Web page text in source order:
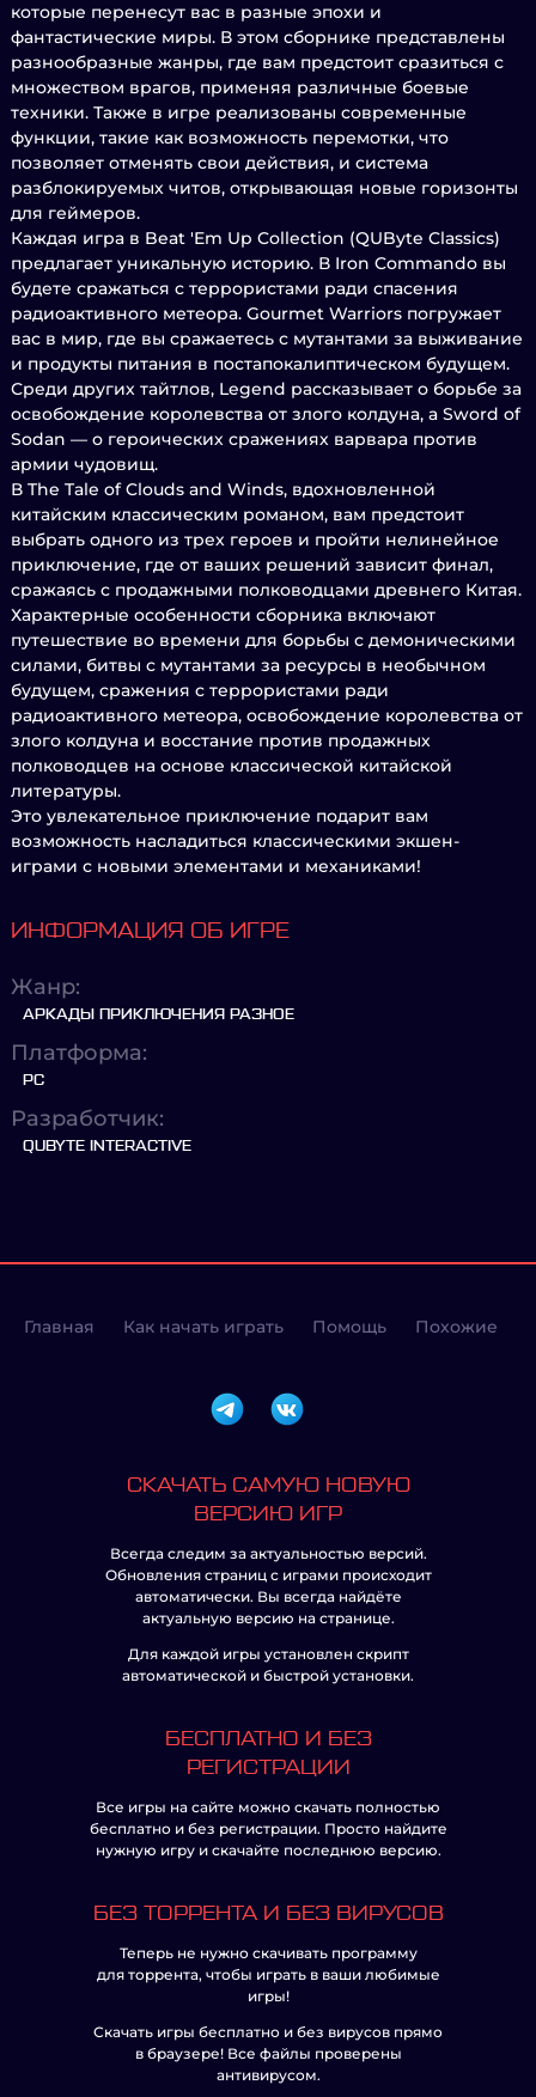
которые перенесут вас в разные эпохи и
фантастические миры. В этом сборнике представлены
разнообразные жанры, где вам предстоит сразиться с
множеством врагов, применяя различные боевые
техники. Также в игре реализованы современные
функции, такие как возможность перемотки, что
позволяет отменять свои действия, и система
разблокируемых читов, открывающая новые горизонты
для геймеров.
Каждая игра в Beat 'Em Up Collection (QUByte Classics)
предлагает уникальную историю. В Iron Commando вы
будете сражаться с террористами ради спасения
радиоактивного метеора. Gourmet Warriors погружает
вас в мир, где вы сражаетесь с мутантами за выживание
и продукты питания в постапокалиптическом будущем.
Среди других тайтлов, Legend рассказывает о борьбе за
освобождение королевства от злого колдуна, а Sword of
Sodan — о героических сражениях варвара против
армии чудовищ.
В The Tale of Clouds and Winds, вдохновленной
китайским классическим романом, вам предстоит
выбрать одного из трех героев и пройти нелинейное
приключение, где от ваших решений зависит финал,
сражаясь с продажными полководцами древнего Китая.
Характерные особенности сборника включают
путешествие во времени для борьбы с демоническими
силами, битвы с мутантами за ресурсы в необычном
будущем, сражения с террористами ради
радиоактивного метеора, освобождение королевства от
злого колдуна и восстание против продажных
полководцев на основе классической китайской
литературы.
Это увлекательное приключение подарит вам
возможность насладиться классическими экшен-
играми с новыми элементами и механиками!
ИНФОРМАЦИЯ ОБ ИГРЕ
Жанр:
АРКАДЫ ПРИКЛЮЧЕНИЯ РАЗНОЕ
Платформа:
PC
Разработчик:
QUBYTE INTERACTIVE
Главная Как начать играть Помощь Похожие
СКАЧАТЬ САМУЮ НОВУЮ
ВЕРСИЮ ИГР
Всегда следим за актуальностью версий.
Обновления страниц с играми происходит
автоматически. Вы всегда найдёте
актуальную версию на странице.
Для каждой игры установлен скрипт
автоматической и быстрой установки.
БЕСПЛАТНО И БЕЗ
РЕГИСТРАЦИИ
Все игры на сайте можно скачать полностью
бесплатно и без регистрации. Просто найдите
нужную игру и скачайте последнюю версию.
БЕЗ ТОРРЕНТА И БЕЗ ВИРУСОВ
Теперь не нужно скачивать программу
для торрента, чтобы играть в ваши любимые
игры!
Скачать игры бесплатно и без вирусов прямо
в браузере! Все файлы проверены
антивирусом.